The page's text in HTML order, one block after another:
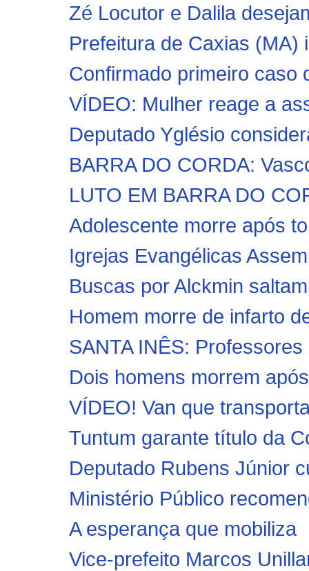
Zé Locutor e Dalila
Prefeitura de Caxias (MA)
Confirmado primeiro caso
VÍDEO: Mulher reage a
Deputado Yglésio
BARRA DO CORDA:
LUTO EM BARRA DO
Adolescente morre após
Igrejas Evangélicas
Buscas por Alckmin
Homem morre de infarto
SANTA INÊS:
Dois homens morrem
VÍDEO! Van que
Tuntum garante título da
Deputado Rubens Júnior
Ministério Público
A esperança que mobiliza
Vice-prefeito Marcos